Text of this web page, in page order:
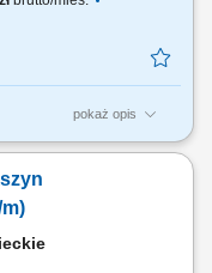
pokaż opis
metalowych do procesu
szlifowanie
elementów